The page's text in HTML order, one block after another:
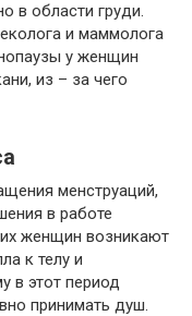
в области груди.
и маммолога
у женщин
из – за чего
менструаций,
в работе
женщин возникают
к телу и
в этот период
принимать душ.